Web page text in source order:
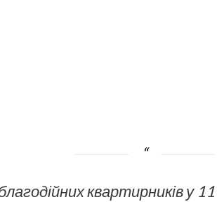
квартирників у